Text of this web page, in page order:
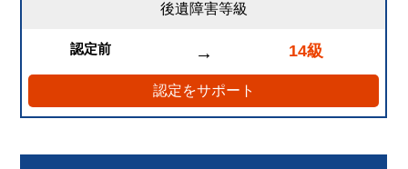
後遺障害等級
認定前 → 14級
認定をサポート